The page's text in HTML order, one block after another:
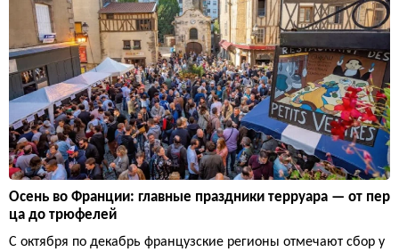
Осень во Франции: главные праздники терруара — от пер
ца до трюфелей
С октября по декабрь французские регионы отмечают сбор у